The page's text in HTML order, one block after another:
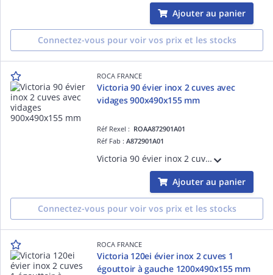
Ajouter au panier
Connectez-vous pour voir vos prix et les stocks
ROCA FRANCE
Victoria 90 évier inox 2 cuves avec
vidages 900x490x155 mm
Réf Rexel : ROAA872901A01
Réf Fab :A872901A01
Victoria 90 évier inox 2 cuves avec vidages 900x490x155 mm
Ajouter au panier
Connectez-vous pour voir vos prix et les stocks
ROCA FRANCE
Victoria 120ei évier inox 2 cuves 1
égouttoir à gauche 1200x490x155 mm